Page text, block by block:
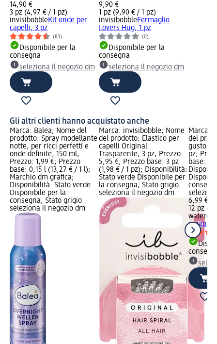
14,90 €
3 pz (4,97 € / 1 pz)
invisibobbleKit onde per
capelli, 3 pz
(83)
Disponibile per la
consegna
seleziona il negozio dm
9,90 €
1 pz (9,90 € / 1 pz)
invisibobbleFermaglio
Lovers Hug, 1 pz
(0)
Disponibile per la
consegna
seleziona il negozio dm
Gli altri clienti hanno acquistato anche
Marca: Balea; Nome del
prodotto: Spray modellante
notte, per ricci perfetti e
onde definite, 150 ml;
Prezzo: 1,99 €; Prezzo
base: 0,15 l (13,27 € / 1 l);
Marchio dm grafica;
Disponibilità: Stato verde
Disponibile per la
consegna, Stato grigio
seleziona il negozio dm
Marca: invisibobble; Nome
del prodotto: Elastico per
capelli Original
Trasparente, 3 pz; Prezzo:
5,95 €; Prezzo base: 3 pz
(1,98 € / 1 pz); Disponibilità:
Stato verde Disponibile per
la consegna, Stato grigio
seleziona il negozio dm
Marca:
del
gusto di
pz;
base:
6,99 €
12 pz
gusto di